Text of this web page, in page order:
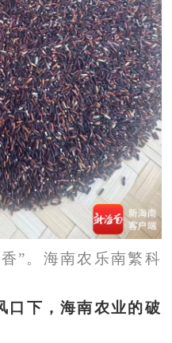
”。海南农乐南繁科
口下，海南农业的破